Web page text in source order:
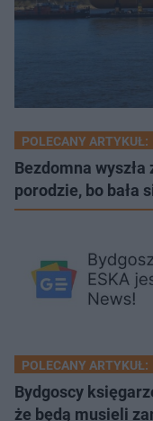
POLECANY ARTYKUŁ:
Bezdomna
porodzie, bo bała
POLECANY ARTYKUŁ:
Bydgoscy
że będą musieli